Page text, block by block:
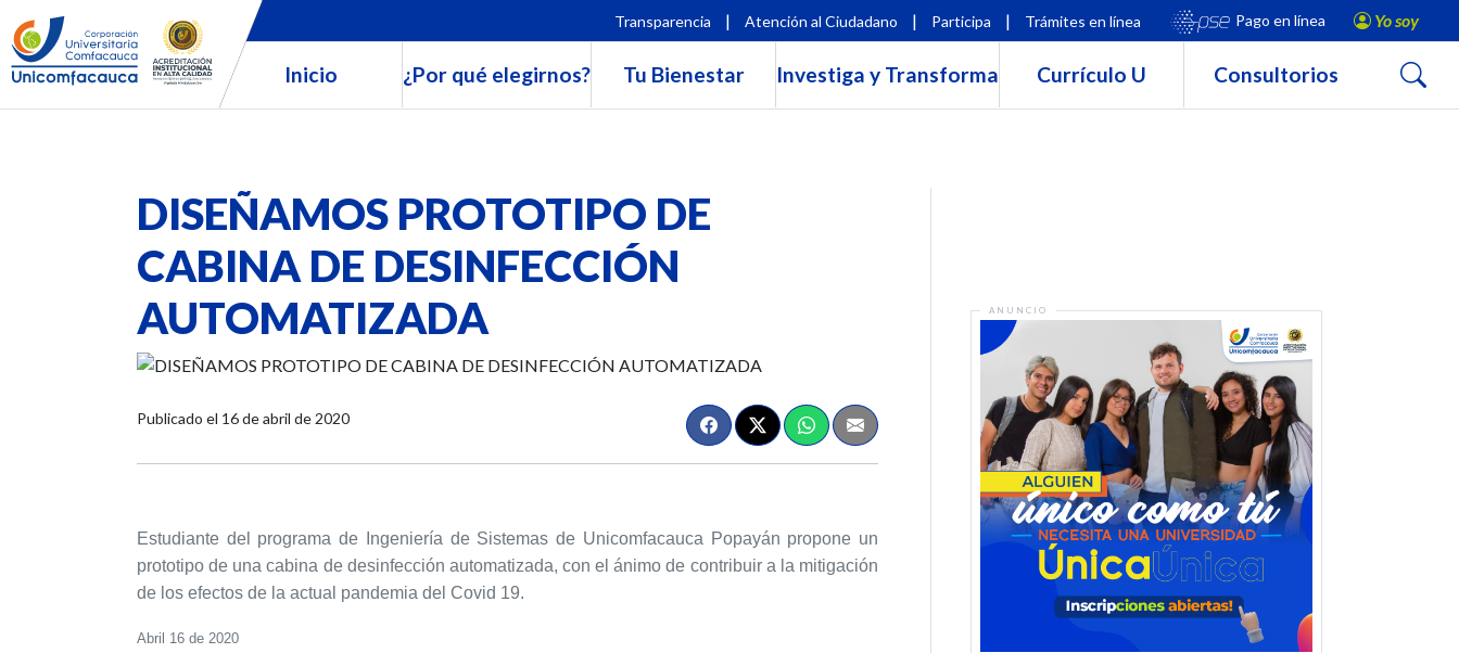
Transparencia | Atención al Ciudadano | Participa | Trámites en línea Pago en línea Yo soy
Inicio ¿Por qué elegirnos? Tu Bienestar Investiga y Transforma Currículo U Consultorios Buscar
DISEÑAMOS PROTOTIPO DE
CABINA DE DESINFECCIÓN
AUTOMATIZADA
Publicado el 16 de abril de 2020
Estudiante del programa de Ingeniería de Sistemas de Unicomfacauca Popayán propone un
prototipo de una cabina de desinfección automatizada, con el ánimo de contribuir a la mitigación
de los efectos de la actual pandemia del Covid 19.
Abril 16 de 2020